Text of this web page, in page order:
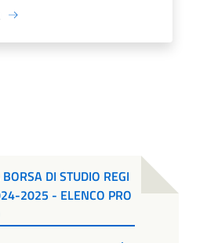
DI STUDIO REGI
2025 - ELENCO PRO